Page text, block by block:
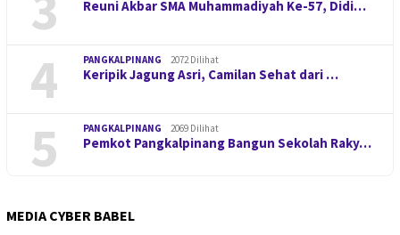
Reuni Akbar SMA Muhammadiyah Ke-57, Didi…
4 PANGKALPINANG 2072 Dilihat
Keripik Jagung Asri, Camilan Sehat dari …
5 PANGKALPINANG 2069 Dilihat
Pemkot Pangkalpinang Bangun Sekolah Raky…
MEDIA CYBER BABEL